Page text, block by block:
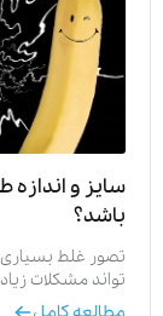
سایز و اندازه
باشد؟
تصور غلط بسیاری
تواند مشکلات